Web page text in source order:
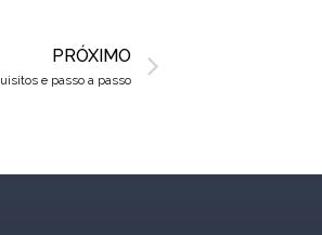
PRÓXIMO
e passo a passo